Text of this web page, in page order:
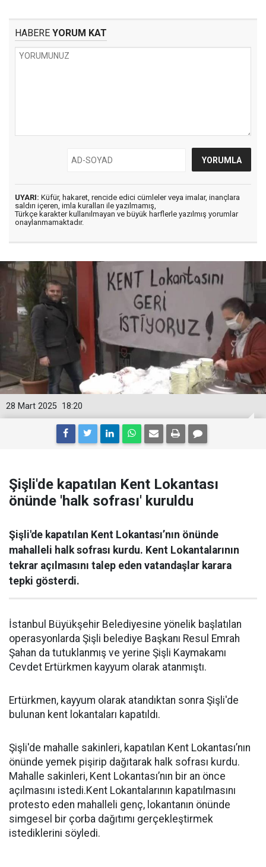
HABERE YORUM KAT
UYARI: Küfür, hakaret, rencide edici cümleler veya imalar, inançlara
saldırı içeren, imla kuralları ile yazılmamış,
Türkçe karakter kullanılmayan ve büyük harflerle yazılmış yorumlar
onaylanmamaktadır.
18:20
28 Mart 2025
Şişli'de kapatılan Kent Lokantası
önünde 'halk sofrası' kuruldu
Şişli'de kapatılan Kent Lokantası’nın önünde
mahalleli halk sofrası kurdu. Kent Lokantalarının
tekrar açılmasını talep eden vatandaşlar karara
tepki gösterdi.
İstanbul Büyükşehir Belediyesine yönelik başlatılan
operasyonlarda Şişli belediye Başkanı Resul Emrah
Şahan da tutuklanmış ve yerine Şişli Kaymakamı
Cevdet Ertürkmen kayyum olarak atanmıştı.
Ertürkmen, kayyum olarak atandıktan sonra Şişli'de
bulunan kent lokantaları kapatıldı.
Şişli'de mahalle sakinleri, kapatılan Kent Lokantası’nın
önünde yemek pişirip dağıtarak halk sofrası kurdu.
Mahalle sakinleri, Kent Lokantası’nın bir an önce
açılmasını istedi.Kent Lokantalarının kapatılmasını
protesto eden mahalleli genç, lokantanın önünde
simgesel bir çorba dağıtımı gerçekleştirmek
istediklerini söyledi.